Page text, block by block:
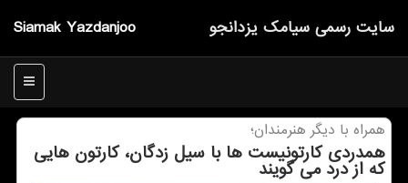
Siamak Yazdanjoo سایت رسمی سیامك یزدانجو
منو
همراه با دیگر هنرمندان؛
همدردی كارتونیست ها با سیل زدگان، كارتون هایی
كه از درد می گویند